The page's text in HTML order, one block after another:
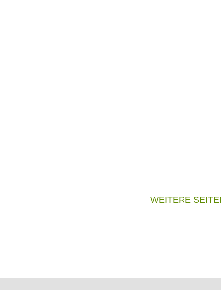
WEITERE